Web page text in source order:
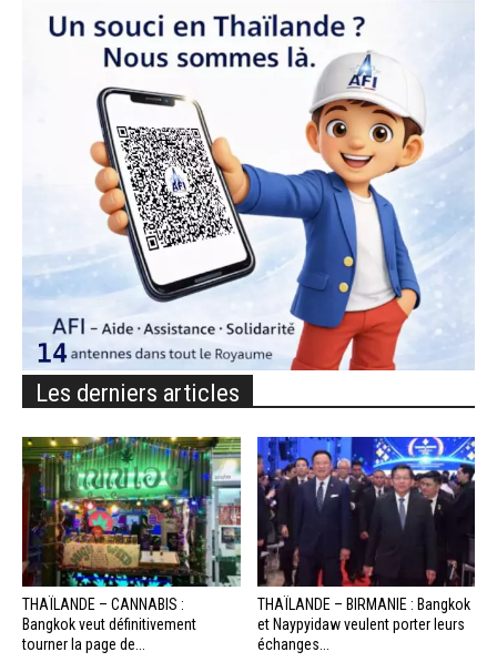
Les derniers articles
THAÏLANDE – CANNABIS :
Bangkok veut définitivement
tourner la page de...
THAÏLANDE – BIRMANIE : Bangkok
et Naypyidaw veulent porter leurs
échanges...